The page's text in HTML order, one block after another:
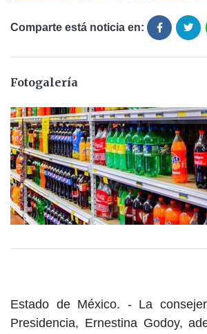
Comparte está noticia en:
Fotogalería
Estado de México. - La
Presidencia, Ernestina Godoy,